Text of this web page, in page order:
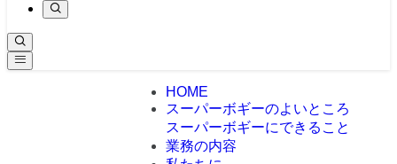
HOME
スーパーボギーのよいところ
スーパーボギーにできること
業務の内容